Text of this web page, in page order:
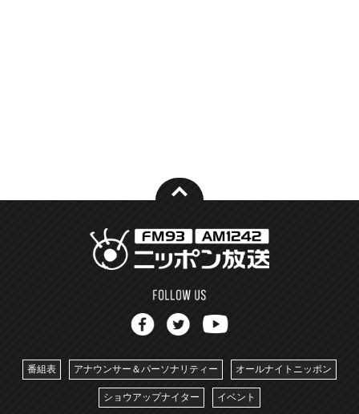
番組表 アナウンサー＆パーソナリティー オールナイトニッポン
ショウアップナイター イベント